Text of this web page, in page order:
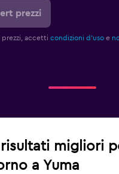
prezzi
prezzi, accetti condizioni d'uso e
migliori
a Yuma